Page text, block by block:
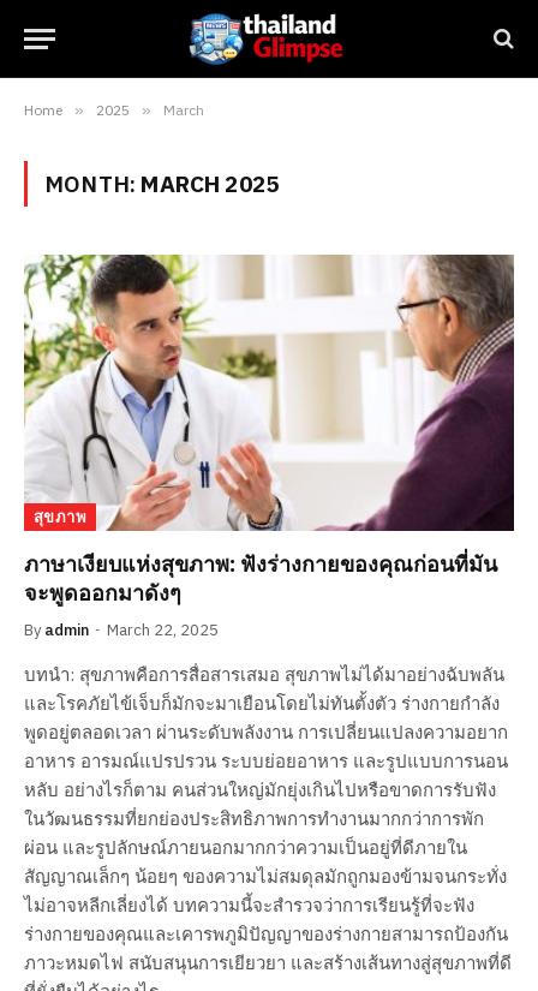
Home » 2025 » March
MONTH: MARCH 2025
สุขภาพ
ภาษาเงียบแห่งสุขภาพ: ฟังร่างกายของคุณก่อนที่มัน
จะพูดออกมาดังๆ
By admin March 22, 2025
บทนำ: สุขภาพคือการสื่อสารเสมอ สุขภาพไม่ได้มาอย่างฉับพลัน
และโรคภัยไข้เจ็บก็มักจะมาเยือนโดยไม่ทันตั้งตัว ร่างกายกำลัง
พูดอยู่ตลอดเวลา ผ่านระดับพลังงาน การเปลี่ยนแปลงความอยาก
อาหาร อารมณ์แปรปรวน ระบบย่อยอาหาร และรูปแบบการนอน
หลับ อย่างไรก็ตาม คนส่วนใหญ่มักยุ่งเกินไปหรือขาดการรับฟัง
ในวัฒนธรรมที่ยกย่องประสิทธิภาพการทำงานมากกว่าการพัก
ผ่อน และรูปลักษณ์ภายนอกมากกว่าความเป็นอยู่ที่ดีภายใน
สัญญาณเล็กๆ น้อยๆ ของความไม่สมดุลมักถูกมองข้ามจนกระทั่ง
ไม่อาจหลีกเลี่ยงได้ บทความนี้จะสำรวจว่าการเรียนรู้ที่จะฟัง
ร่างกายของคุณและเคารพภูมิปัญญาของร่างกายสามารถป้องกัน
ภาวะหมดไฟ สนับสนุนการเยียวยา และสร้างเส้นทางสู่สุขภาพที่ดี